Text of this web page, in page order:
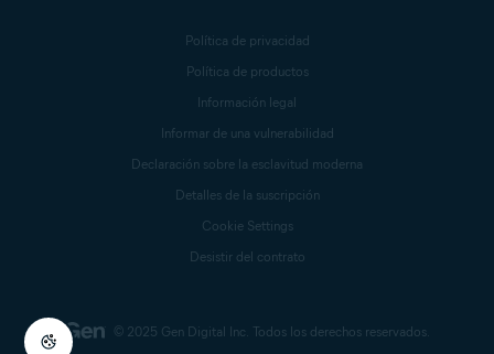
© 2025 Gen Digital Inc. Todos los derechos reservados.
Política de privacidad
Política de productos
Información legal
Informar de una vulnerabilidad
Declaración sobre la esclavitud moderna
Detalles de la suscripción
Cookie Settings
Desistir del contrato